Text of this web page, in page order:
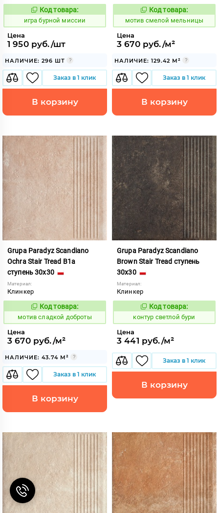
547802
Код товара:
игра бурной миссии
Цена
1 950 руб./шт
НАЛИЧИЕ: 296 ШТ
Заказ в 1 клик
В корзину
1042799
Код товара:
мотив смелой мельницы
Цена
3 670 руб./м²
НАЛИЧИЕ: 129.42 М²
Заказ в 1 клик
В корзину
Grupa Paradyz Scandiano
Ochra Stair Tread B1a
ступень 30x30
Материал:
Клинкер
1042747
Код товара:
мотив сладкой доброты
Цена
3 670 руб./м²
НАЛИЧИЕ: 43.74 М²
Заказ в 1 клик
В корзину
Grupa Paradyz Scandiano
Brown Stair Tread ступень
30x30
Материал:
Клинкер
760380
Код товара:
контур светлой бури
Цена
3 441 руб./м²
Заказ в 1 клик
В корзину